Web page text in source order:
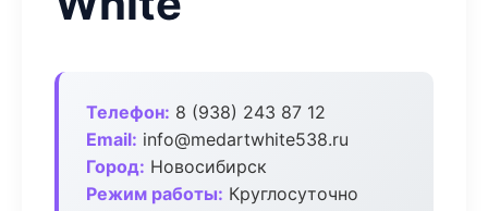
Телефон: 8 (938) 243 87 12
Email: info@medartwhite538.ru
Город: Новосибирск
Режим работы: Круглосуточно